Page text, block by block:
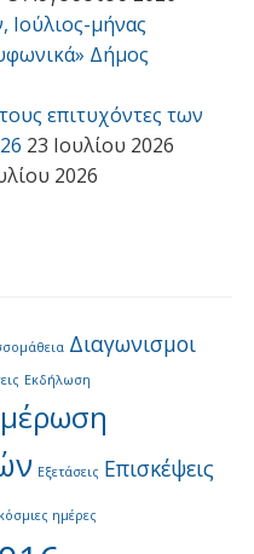
Ιούλιος-μήνας
Δήμος
επιτυχόντες των
23 Ιουλίου 2026
2026
Διαγωνισμοι
Εκδήλωση
Εξετάσεις Επισκέψεις
ημέρες